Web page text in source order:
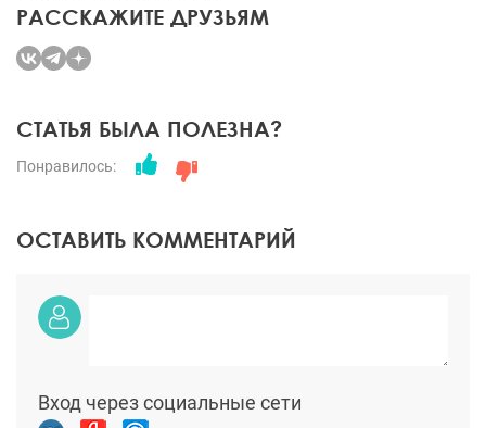
РАССКАЖИТЕ ДРУЗЬЯМ
СТАТЬЯ БЫЛА ПОЛЕЗНА?
Понравилось:
ОСТАВИТЬ КОММЕНТАРИЙ
Вход через социальные сети